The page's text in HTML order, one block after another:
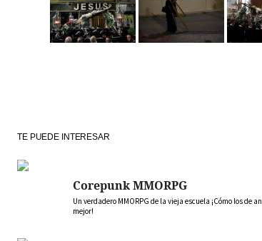
TE PUEDE INTERESAR
Corepunk MMORPG
Un verdadero MMORPG de la vieja escuela ¡Cómo los de
mejor!